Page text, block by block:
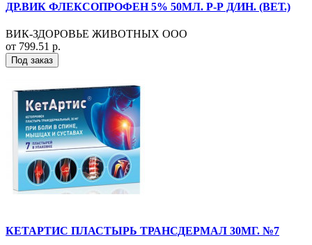
ДР.ВИК ФЛЕКСОПРОФЕН 5% 50МЛ. Р-Р Д/ИН. (ВЕТ.)
ВИК-ЗДОРОВЬЕ ЖИВОТНЫХ ООО
от 799.51 р.
Под заказ
КЕТАРТИС ПЛАСТЫРЬ ТРАНСДЕРМАЛ 30МГ. №7